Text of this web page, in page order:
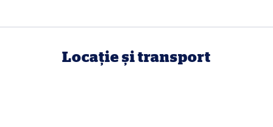
Locație și transport